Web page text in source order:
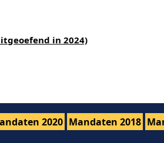
in 2024)
2020 Mandaten 2018